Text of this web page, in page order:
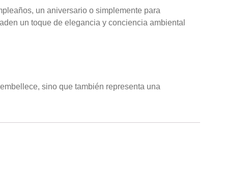
un aniversario o simplemente para
un toque de elegancia y conciencia ambiental
sino que también representa una